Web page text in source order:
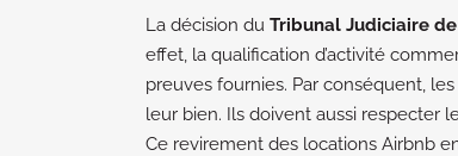
La décision du Tribunal Judiciaire
effet, la qualification d’activité
preuves fournies. Par conséquent,
leur bien. Ils doivent aussi respecter
Ce revirement des locations Airbnb